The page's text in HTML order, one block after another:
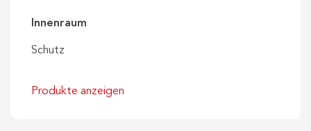
Innenraum
Schutz
Produkte anzeigen